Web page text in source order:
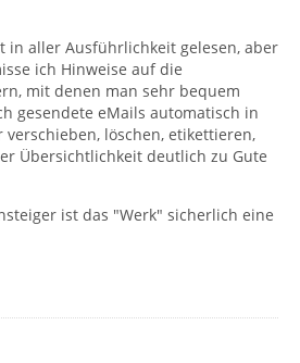
in aller Ausführlichkeit gelesen, aber
ich Hinweise auf die
mit denen man sehr bequem
gesendete eMails automatisch in
löschen, etikettieren,
Übersichtlichkeit deutlich zu Gute
ist das "Werk" sicherlich eine